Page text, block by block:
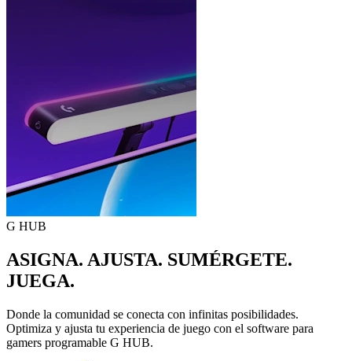
G HUB
ASIGNA. AJUSTA. SUMÉRGETE.
JUEGA.
Donde la comunidad se conecta con infinitas posibilidades.
Optimiza y ajusta tu experiencia de juego con el software para
gamers programable G HUB.